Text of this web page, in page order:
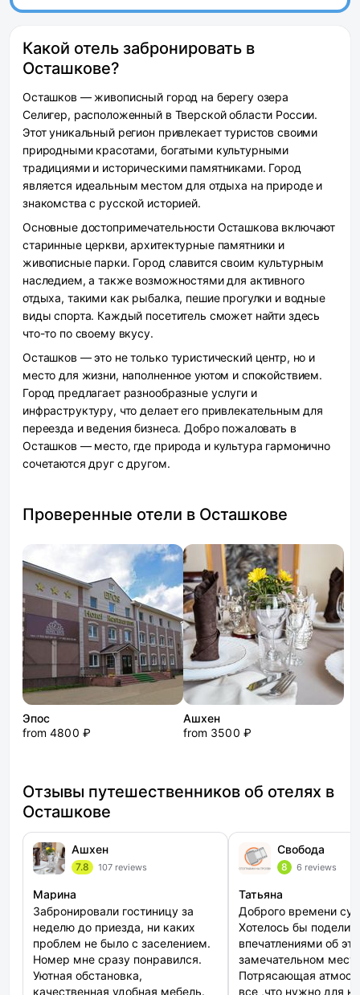
Какой отель забронировать в
Осташкове?
Осташков — живописный город на берегу озера
Селигер, расположенный в Тверской области России.
Этот уникальный регион привлекает туристов своими
природными красотами, богатыми культурными
традициями и историческими памятниками. Город
является идеальным местом для отдыха на природе и
знакомства с русской историей.
Основные достопримечательности Осташкова включают
старинные церкви, архитектурные памятники и
живописные парки. Город славится своим культурным
наследием, а также возможностями для активного
отдыха, такими как рыбалка, пешие прогулки и водные
виды спорта. Каждый посетитель сможет найти здесь
что-то по своему вкусу.
Осташков — это не только туристический центр, но и
место для жизни, наполненное уютом и спокойствием.
Город предлагает разнообразные услуги и
инфраструктуру, что делает его привлекательным для
переезда и ведения бизнеса. Добро пожаловать в
Осташков — место, где природа и культура гармонично
сочетаются друг с другом.
Проверенные отели в Осташкове
Эпос
from 4800 ₽
Ашхен
from 3500 ₽
Отзывы путешественников об отелях в
Осташкове
Ашхен
7.8 107 reviews
Марина
Забронировали гостиницу за
неделю до приезда, ни каких
проблем не было с заселением.
Номер мне сразу понравился.
Уютная обстановка,
качественная удобная мебель.
Свобода
8 6 reviews
Татьяна
Доброго времени
Хотелось бы
впечатлениями об
замечательном
Потрясающая
все ,что нужно для